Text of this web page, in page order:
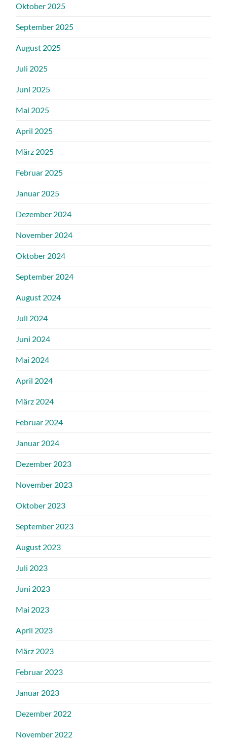
Oktober 2025
September 2025
August 2025
Juli 2025
Juni 2025
Mai 2025
April 2025
März 2025
Februar 2025
Januar 2025
Dezember 2024
November 2024
Oktober 2024
September 2024
August 2024
Juli 2024
Juni 2024
Mai 2024
April 2024
März 2024
Februar 2024
Januar 2024
Dezember 2023
November 2023
Oktober 2023
September 2023
August 2023
Juli 2023
Juni 2023
Mai 2023
April 2023
März 2023
Februar 2023
Januar 2023
Dezember 2022
November 2022